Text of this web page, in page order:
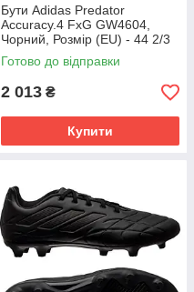
Бути Adidas Predator
Accuracy.4 FxG GW4604,
Чорний, Розмір (EU) - 44 2/3
Готово до відправки
2 013 ₴
Купити